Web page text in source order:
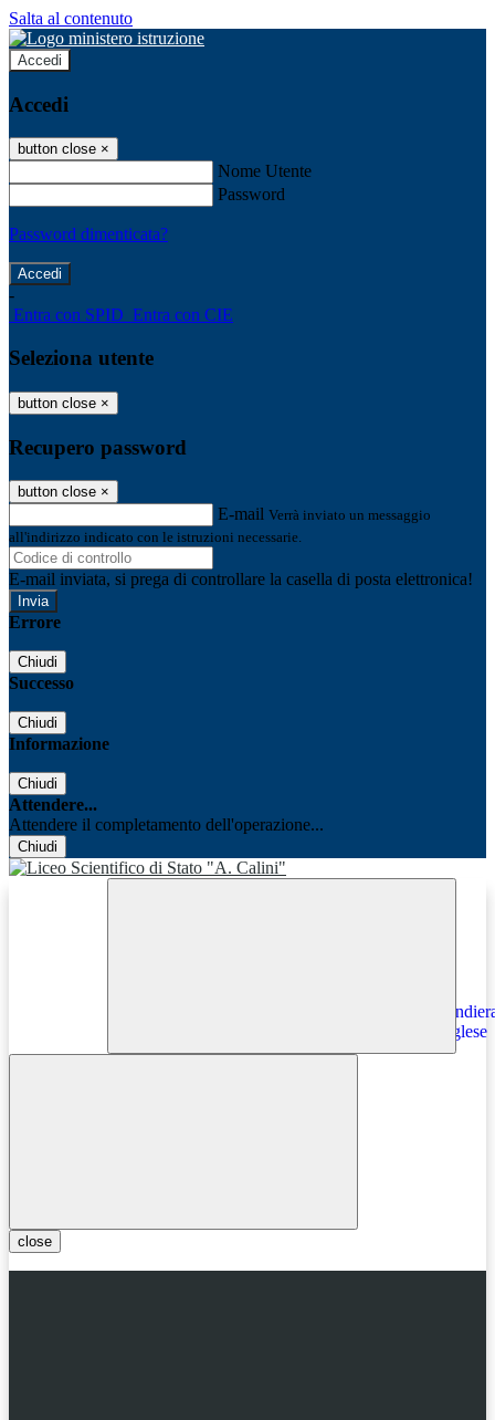
Salta al contenuto
Accedi
Accedi
button close ×
Nome Utente
Password
Password dimenticata?
-
Entra con SPID Entra con CIE
Seleziona utente
button close ×
Recupero password
button close ×
E-mail Verrà inviato un messaggio
all'indirizzo indicato con le istruzioni necessarie.
E-mail inviata, si prega di controllare la casella di posta elettronica!
Errore
Chiudi
Successo
Chiudi
Informazione
Chiudi
Attendere...
Attendere il completamento dell'operazione...
Chiudi
close